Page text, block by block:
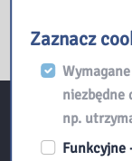
Kontakt:
Zaznacz
niezbędne
np.
Funkcyjne